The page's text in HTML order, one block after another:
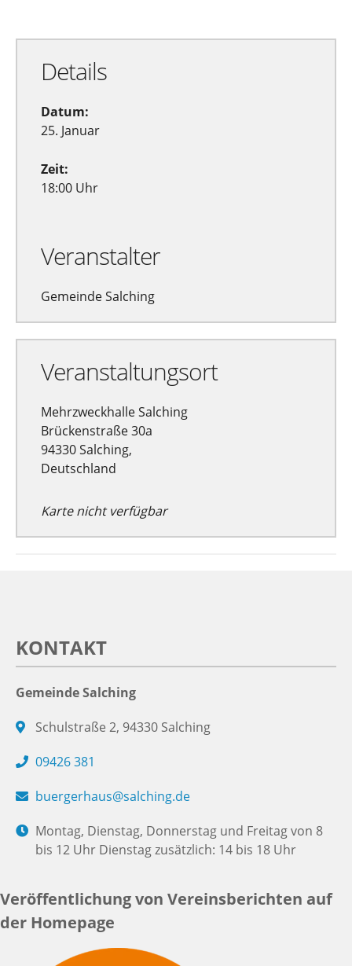
Details
Datum:
25. Januar
Zeit:
18:00 Uhr
Veranstalter
Gemeinde Salching
Veranstaltungsort
Mehrzweckhalle Salching
Brückenstraße 30a
94330 Salching,
Deutschland
Karte nicht verfügbar
KONTAKT
Gemeinde Salching
Schulstraße 2, 94330 Salching
09426 381
buergerhaus@salching.de
Montag, Dienstag, Donnerstag und Freitag von 8
bis 12 Uhr Dienstag zusätzlich: 14 bis 18 Uhr
Veröffentlichung von Vereinsberichten auf
der Homepage